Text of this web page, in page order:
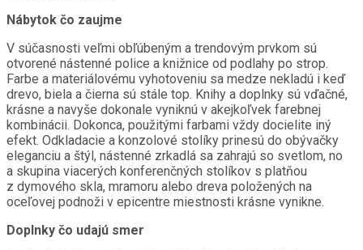
Nábytok čo zaujme
V súčasnosti veľmi obľúbeným a trendovým prvkom sú
otvorené nástenné police a knižnice od podlahy po strop.
Farbe a materiálovému vyhotoveniu sa medze nekladú i keď
drevo, biela a čierna sú stále top. Knihy a doplnky sú vďačné,
krásne a navyše dokonale vyniknú v akejkoľvek farebnej
kombinácii. Dokonca, použitými farbami vždy docielite iný
efekt. Odkladacie a konzolové stolíky prinesú do obývačky
eleganciu a štýl, nástenné zrkadlá sa zahrajú so svetlom, no
a skupina viacerých konferenčných stolíkov s platňou
z dymového skla, mramoru alebo dreva položených na
oceľovej podnoži v epicentre miestnosti krásne vynikne.
Doplnky čo udajú smer